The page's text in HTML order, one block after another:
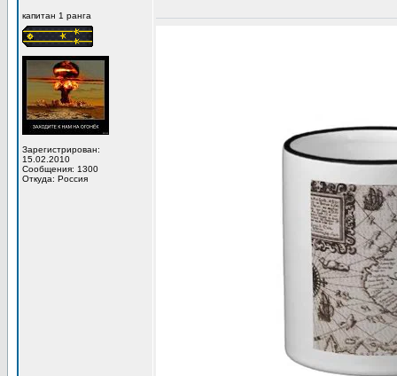
капитан 1 ранга
Зарегистрирован:
15.02.2010
Сообщения: 1300
Откуда: Россия